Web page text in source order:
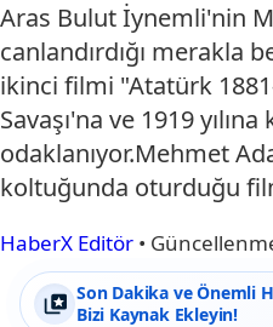
Aras Bulut İynemli'nin
canlandırdığı merakla
ikinci filmi "Atatürk
Savaşı'na ve 1919
odaklanıyor.Mehmet
koltuğunda oturduğu
HaberX Editör •
Son Dakika ve Önemli
Bizi Kaynak Ekleyin!